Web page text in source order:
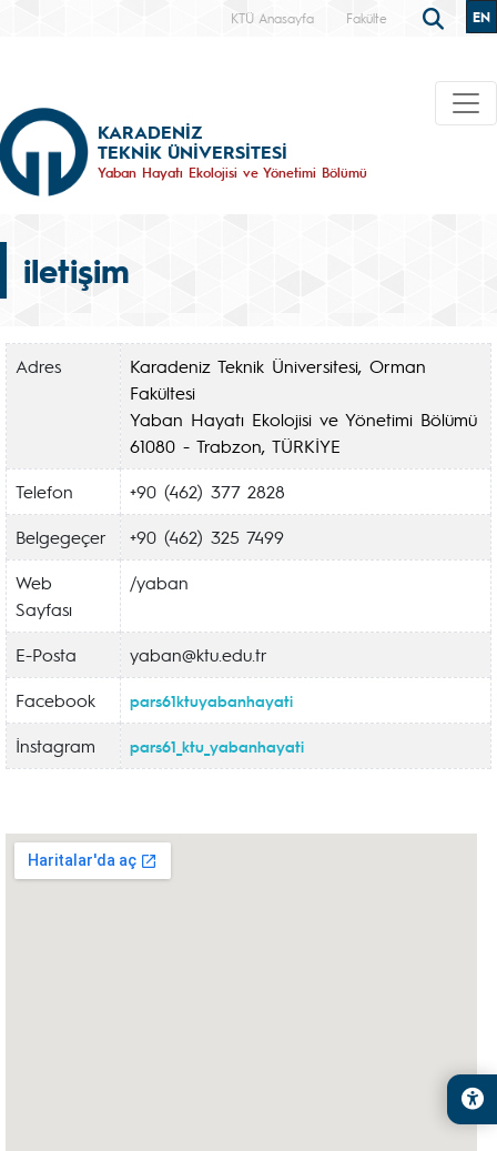
KTÜ Anasayfa Fakülte EN
KARADENİZ
TEKNİK ÜNİVERSİTESİ
Yaban Hayatı Ekolojisi ve Yönetimi Bölümü
iletişim
Adres
Karadeniz Teknik Üniversitesi, Orman
Fakültesi
Yaban Hayatı Ekolojisi ve Yönetimi Bölümü
61080 - Trabzon, TÜRKİYE
Telefon
+90 (462) 377 2828
Belgegeçer
+90 (462) 325 7499
Web
Sayfası
/yaban
E-Posta
yaban@ktu.edu.tr
Facebook
pars61ktuyabanhayati
İnstagram pars61_ktu_yabanhayati